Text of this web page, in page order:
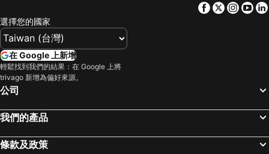
Hoka in Sanyi
Hushan-Hotspring
武陵農場
九份
基隆廟口夜市
台北小巨蛋
羅東夜市
台南花園夜市
新竹內灣老街
嘉義車站
Facebook
Twitter
選擇您的國家
在 Google 上新增
輕鬆找到我們的結果：在 Google 上將
trivago 新增為偏好來源。
公司
我們的產品
條款及政策